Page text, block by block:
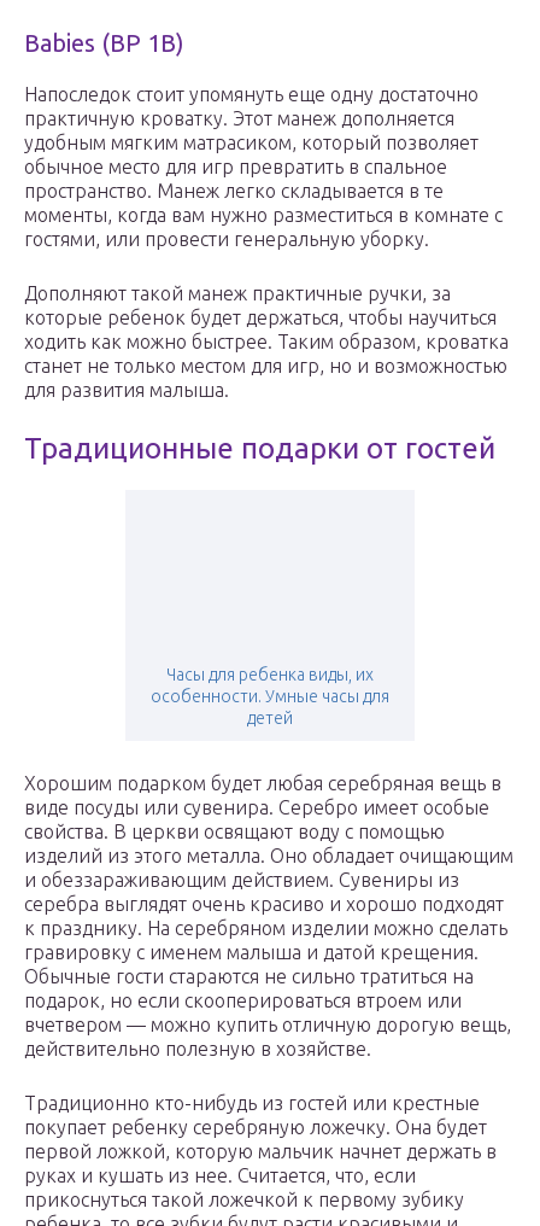
Babies (BP 1B)
Напоследок стоит упомянуть еще одну достаточно
практичную кроватку. Этот манеж дополняется
удобным мягким матрасиком, который позволяет
обычное место для игр превратить в спальное
пространство. Манеж легко складывается в те
моменты, когда вам нужно разместиться в комнате с
гостями, или провести генеральную уборку.
Дополняют такой манеж практичные ручки, за
которые ребенок будет держаться, чтобы научиться
ходить как можно быстрее. Таким образом, кроватка
станет не только местом для игр, но и возможностью
для развития малыша.
Традиционные подарки от гостей
Часы для ребенка виды, их
особенности. Умные часы для
детей
Хорошим подарком будет любая серебряная вещь в
виде посуды или сувенира. Серебро имеет особые
свойства. В церкви освящают воду с помощью
изделий из этого металла. Оно обладает очищающим
и обеззараживающим действием. Сувениры из
серебра выглядят очень красиво и хорошо подходят
к празднику. На серебряном изделии можно сделать
гравировку с именем малыша и датой крещения.
Обычные гости стараются не сильно тратиться на
подарок, но если скооперироваться втроем или
вчетвером — можно купить отличную дорогую вещь,
действительно полезную в хозяйстве.
Традиционно кто-нибудь из гостей или крестные
покупает ребенку серебряную ложечку. Она будет
первой ложкой, которую мальчик начнет держать в
руках и кушать из нее. Считается, что, если
прикоснуться такой ложечкой к первому зубику